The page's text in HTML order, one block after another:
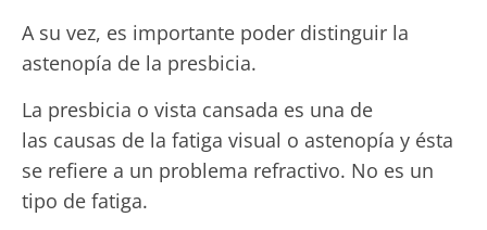
A su vez, es importante poder distinguir la
astenopía de la presbicia.
La presbicia o vista cansada es una de
las causas de la fatiga visual o astenopía y ésta
se refiere a un problema refractivo. No es un
tipo de fatiga.